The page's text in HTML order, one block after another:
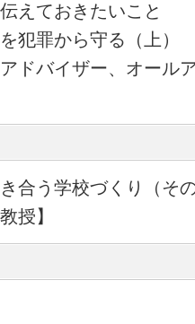
えておきたいこと
犯罪から守る（上）
ドバイザー、オール
合う学校づくり（そ
授】